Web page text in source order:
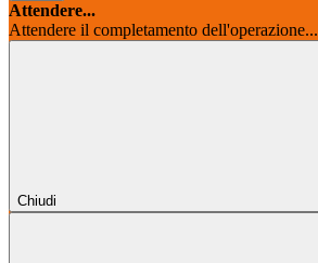
Attendere...
Attendere il completamento dell'operazione...
Chiudi